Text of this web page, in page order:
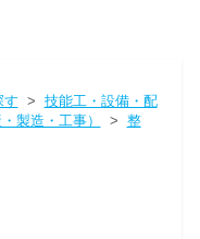
す > 技能工・設備・配
製造・工事） > 整